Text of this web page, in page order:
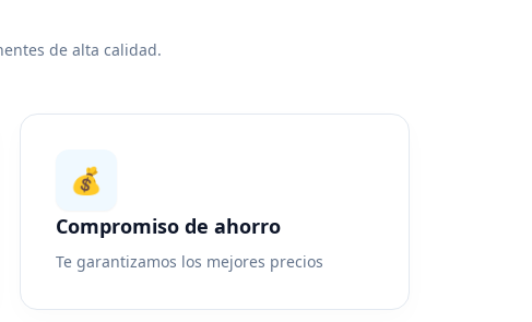
de alta calidad.
💰
Compromiso de ahorro
Te garantizamos los mejores precios